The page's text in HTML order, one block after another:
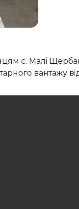
с. Малi
вантажу